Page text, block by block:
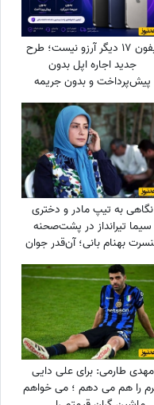
آیفون 17 دیگر آرزو نیست؛ طرح
جدید اجاره اپل بدون
پیش‌پرداخت و بدون جریمه
دیرکرد
نگاهی به تیپ مادر و دختری
سیما تیرانداز در پشت‌صحنه
بهنام بانی؛ آن‌قدر جوان
همه گفتند خواهرش است! +
عکس
مهدی طارمی: برای علی دایی
را هم می دهم ؛ می خواهم